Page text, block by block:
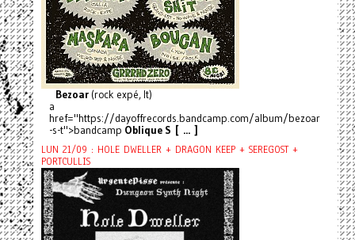
Bezoar(rock expé, It)
a
href="https://dayoffrecords.bandcamp.com/album/bezoar
-s-t">bandcamp Oblique S [ ... ]
LUN 21/09 : HOLE DWELLER + DRAGON KEEP + SEREGOST +
PORTCULLIS